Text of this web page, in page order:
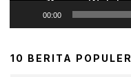
00:00
10 BERITA POPULER